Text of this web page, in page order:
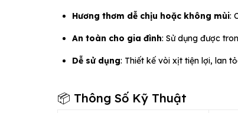
Hương thơm dễ chịu hoặc không mùi:
An toàn cho gia đình: Sử dụng được
Dễ sử dụng: Thiết kế vòi xịt tiện lợi, lan
📦 Thông Số Kỹ Thuật